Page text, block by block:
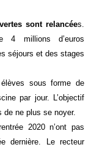
sont relancées.
4 millions d’euros
séjours et des stages
sous forme de
par jour. L’objectif
de ne plus se noyer.
2020 n’ont pas
dernière. Le recteur